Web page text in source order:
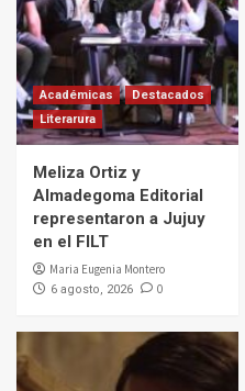
Académicas
Destacados
Literarura
Meliza Ortiz y
Almadegoma Editorial
representaron a Jujuy
en el FILT
Maria Eugenia Montero
6 agosto, 2026 0